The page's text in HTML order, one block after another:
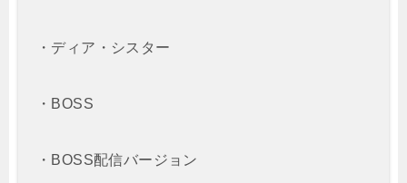
・ディア・シスター
・BOSS
・BOSS配信バージョン